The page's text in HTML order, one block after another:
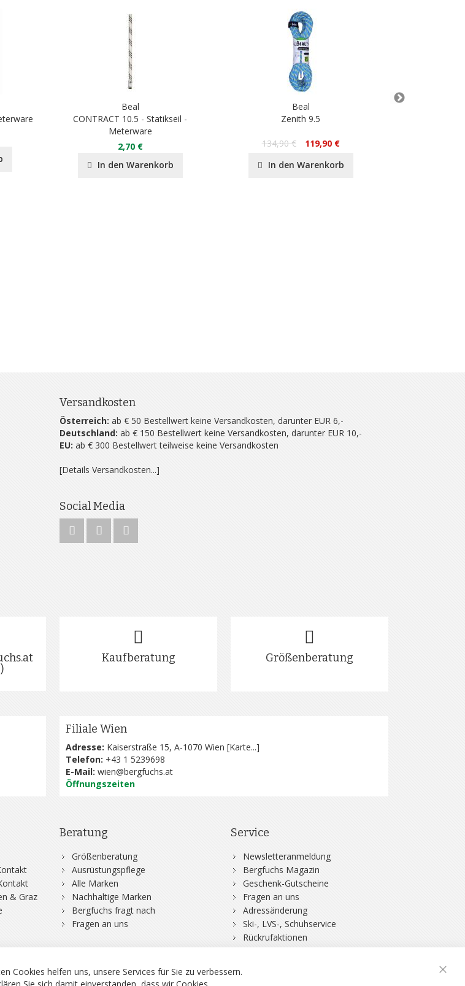
Beal
CONTRACT 10.5 - Statikseil -
Meterware
2,70 €
In den Warenkorb
Beal
Zenith 9.5
134,90 €
119,90 €
In den Warenkorb
Versandkosten
Österreich: ab € 50 Bestellwert keine Versandkosten, darunter EUR 6,-
Deutschland: ab € 150 Bestellwert keine Versandkosten, darunter EUR 10,-
EU: ab € 300 Bestellwert teilweise keine Versandkosten
[Details Versandkosten...]
Social Media
Kaufberatung Größenberatung
Filiale Wien
Adresse: Kaiserstraße 15, A-1070 Wien [Karte...]
Telefon: +43 1 5239698
E-Mail: wien@bergfuchs.at
Öffnungszeiten
& Graz
Beratung
Größenberatung
Ausrüstungspflege
Alle Marken
Nachhaltige Marken
Bergfuchs fragt nach
Fragen an uns
Service
Newsletteranmeldung
Bergfuchs Magazin
Geschenk-Gutscheine
Fragen an uns
Adressänderung
Ski-, LVS-, Schuhservice
Rückrufaktionen
DSV-Skiversicherung
Cookies helfen uns, unsere Services für Sie zu verbessern.